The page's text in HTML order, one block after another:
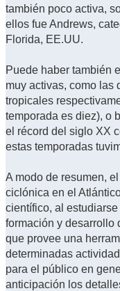
también poco activa,
ellos fue Andrews,
Florida, EE.UU.
Puede haber también
muy activas, como las
tropicales
temporada es diez), o
el récord del siglo XX
estas temporadas
A modo de resumen,
ciclónica en el
científico, al
formación y desarrollo
que provee una
determinadas
para el público en
anticipación los